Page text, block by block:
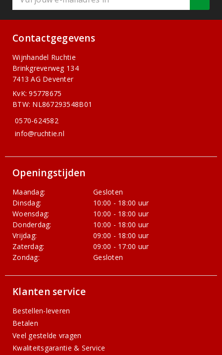
Contactgegevens
Wijnhandel Ruchtie
Brinkgreverweg 134
7413 AG Deventer
KvK: 95778675
BTW: NL867293548B01
0570-624582
info@ruchtie.nl
Openingstijden
Maandag:
Gesloten
Dinsdag:
10:00 - 18:00 uur
Woensdag:
10:00 - 18:00 uur
Donderdag:
10:00 - 18:00 uur
Vrijdag:
09:00 - 18:00 uur
Zaterdag:
09:00 - 17:00 uur
Zondag:
Gesloten
Klanten service
Bestellen-leveren
Betalen
Veel gestelde vragen
Kwaliteitsgarantie & Service